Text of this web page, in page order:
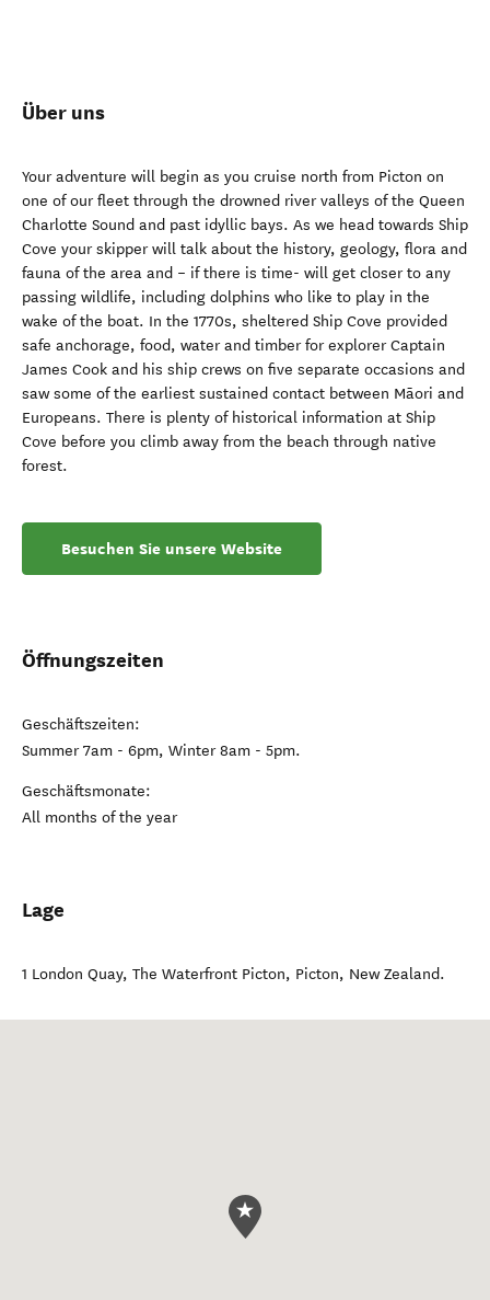
Über uns
Your adventure will begin as you cruise north from Picton on
one of our fleet through the drowned river valleys of the Queen
Charlotte Sound and past idyllic bays. As we head towards Ship
Cove your skipper will talk about the history, geology, flora and
fauna of the area and – if there is time- will get closer to any
passing wildlife, including dolphins who like to play in the
wake of the boat. In the 1770s, sheltered Ship Cove provided
safe anchorage, food, water and timber for explorer Captain
James Cook and his ship crews on five separate occasions and
saw some of the earliest sustained contact between Māori and
Europeans. There is plenty of historical information at Ship
Cove before you climb away from the beach through native
forest.
Besuchen Sie unsere Website
Öffnungszeiten
Geschäftszeiten:
Summer 7am - 6pm, Winter 8am - 5pm.
Geschäftsmonate:
All months of the year
Lage
1 London Quay, The Waterfront Picton, Picton, New Zealand.